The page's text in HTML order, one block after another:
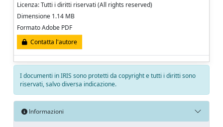
Licenza: Tutti i diritti riservati (All rights reserved)
Dimensione 1.14 MB
Formato Adobe PDF
Contatta l'autore
I documenti in IRIS sono protetti da copyright e tutti i diritti sono
riservati, salvo diversa indicazione.
Informazioni